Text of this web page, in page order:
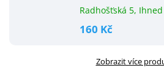
Radhošťská 5,
160 Kč
Zobrazit více